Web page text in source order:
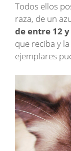
Todos ellos
raza, de un
de entre 12
que reciba y
ejemplares